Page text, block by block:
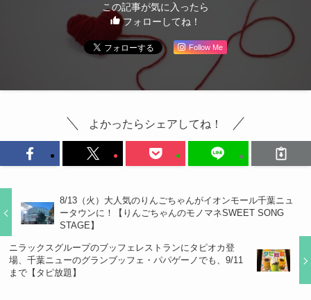
この記事が気に入ったら
フォローしてね！
Follow Me
よかったらシェアしてね！
8/13（火）大人気のりんごちゃんがイオンモール千葉ニュ
ータウンに！【りんごちゃんのモノマネSWEET SONG
STAGE】
ニラックスグループのブッフェレストランにタピオカ登
場、千葉ニューのグランブッフェ・パパゲーノでも、9/11
まで【タピ放題】